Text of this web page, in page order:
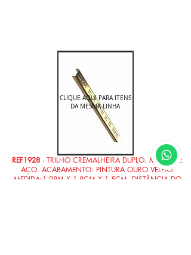
CLIQUE AQUI PARA ITENS
DA MESMA LINHA
REF1928 - TRILHO CREMALHEIRA DUPLO. MATERIAL:
AÇO. ACABAMENTO: PINTURA OURO VELHO.
MEDIDA:1.98M X 1.8CM X 1.5CM. DISTÂNCIA DO